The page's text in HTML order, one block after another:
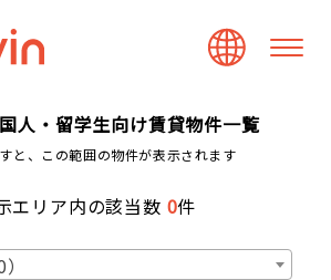
人・留学生向け賃貸物件一覧
と、この範囲の物件が表示されます
エリア内の該当数 0件